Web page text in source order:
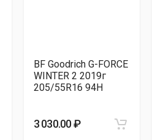
BF Goodrich G-FORCE
WINTER 2 2019г
205/55R16 94H
3 030.00 ₽